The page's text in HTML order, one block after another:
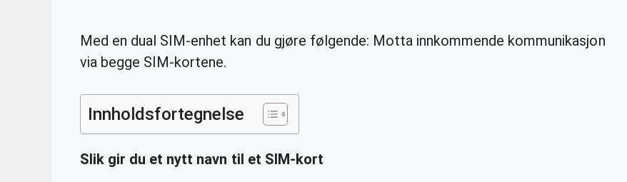
Med en dual SIM-enhet kan du gjøre følgende: Motta innkommende kommunikasjon
via begge SIM-kortene.
Innholdsfortegnelse
Slik gir du et nytt navn til et SIM-kort